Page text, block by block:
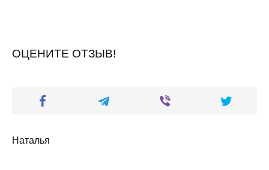
ОЦЕНИТЕ ОТЗЫВ!
Наталья